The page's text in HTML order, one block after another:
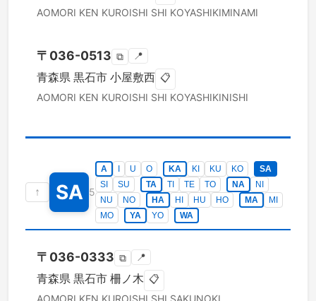
AOMORI KEN KUROISHI SHI KOYASHIKIMINAMI
〒 036-0513 ⧉ 📍
青森県 黒石市 小屋敷西 📋
AOMORI KEN KUROISHI SHI KOYASHIKINISHI
↑ SA 5
A U O KA KI KU KO
SA
SI
SU TA TI TE TO NA
NI
NU
NO HA HI HU HO MA
MI
MO
YA YO WA
〒 036-0333 ⧉ 📍
青森県 黒石市 柵ノ木 📋
AOMORI KEN KUROISHI SHI SAKUNOKI